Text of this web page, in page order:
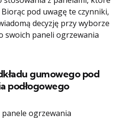
pod uwagę te czynniki,
decyzję przy wyborze
swoich paneli ogrzewania
gumowego pod
podłogowego
panele ogrzewania